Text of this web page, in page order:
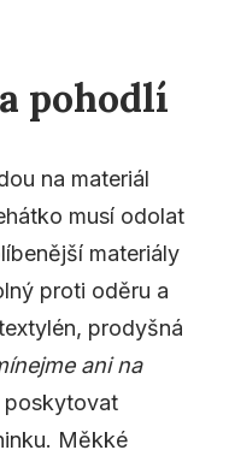
pohodlí
na materiál
musí odolat
materiály
proti oděru a
prodyšná
ani na
poskytovat
Měkké